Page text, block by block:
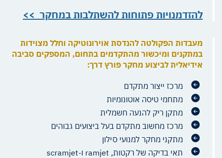
להזדמנויות פתוחות להשתלבות במחקר >>
מעבדות הפקולטה להנדסת אוירונוטיקה וחלל מצוידות
במתקנים ומיכשור מהתקדמים בתחום, המספקים סביבה
אידיאלית לביצוע מחקר פורץ דרך:
מרכז ייצור מתקדם
מתחמי טיסה אוטונומיות
מתקן ריק להנעה חשמלית
מרכז מחשוב מתקדם בעל ביצועים גבוהים
מתקני מחקר למנועי סילון
תאי בדיקה של רקטות, ramjet ו-scramjet